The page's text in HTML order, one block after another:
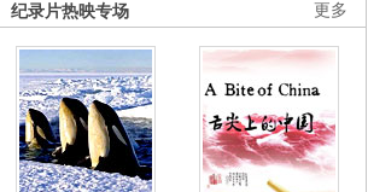
更多
纪录片热映专场